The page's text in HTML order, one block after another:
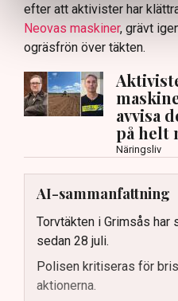
efter att aktivister har
Neovas maskiner, grävt
ogräsfrön över täkten.
avvisa
på helt
Näringsliv
AI-sammanfattning
Torvtäkten i Grimsås
sedan 28 juli.
Polisen kritiseras för
aktionerna.